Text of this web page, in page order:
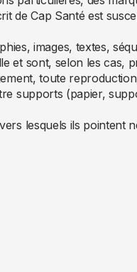
de Cap Santé est
images, textes,
et sont, selon les cas,
toute
supports (papier,
lesquels ils pointent